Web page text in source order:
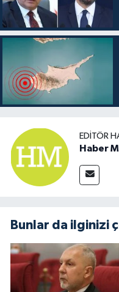
EDITÖR
Haber
Bunlar da ilginizi